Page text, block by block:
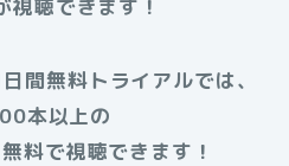
視聴できます！
間無料トライアルでは、
本以上の
料で視聴できます！